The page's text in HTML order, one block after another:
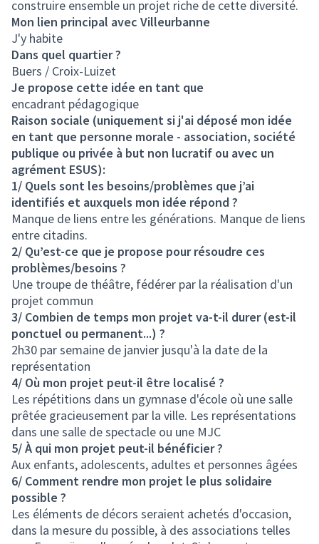
construire ensemble un projet riche de cette diversité.
Mon lien principal avec Villeurbanne
J'y habite
Dans quel quartier ?
Buers / Croix-Luizet
Je propose cette idée en tant que
encadrant pédagogique
Raison sociale (uniquement si j'ai déposé mon idée
en tant que personne morale - association, société
publique ou privée à but non lucratif ou avec un
agrément ESUS):
1/ Quels sont les besoins/problèmes que j’ai
identifiés et auxquels mon idée répond ?
Manque de liens entre les générations. Manque de liens
entre citadins.
2/ Qu’est-ce que je propose pour résoudre ces
problèmes/besoins ?
Une troupe de théâtre, fédérer par la réalisation d'un
projet commun
3/ Combien de temps mon projet va-t-il durer (est-il
ponctuel ou permanent...) ?
2h30 par semaine de janvier jusqu'à la date de la
représentation
4/ Où mon projet peut-il être localisé ?
Les répétitions dans un gymnase d'école où une salle
prêtée gracieusement par la ville. Les représentations
dans une salle de spectacle ou une MJC
5/ À qui mon projet peut-il bénéficier ?
Aux enfants, adolescents, adultes et personnes âgées
6/ Comment rendre mon projet le plus solidaire
possible ?
Les éléments de décors seraient achetés d'occasion,
dans la mesure du possible, à des associations telles